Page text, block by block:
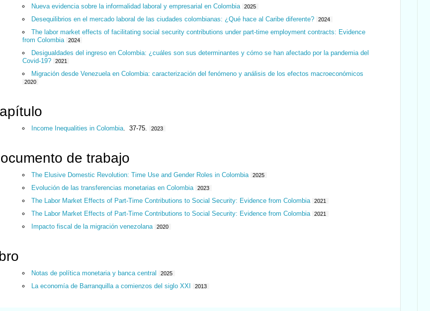
Nueva evidencia sobre la informalidad laboral y empresarial en Colombia 2025
Desequilibrios en el mercado laboral de las ciudades colombianas: ¿Qué hace al Caribe diferente? 2024
The labor market effects of facilitating social security contributions under part-time employment contracts: Evidence
from Colombia
2024
Desigualdades del ingreso en Colombia: ¿cuáles son sus determinantes y cómo se han afectado por la pandemia del
Covid-19?
2021
Migración desde Venezuela en Colombia: caracterización del fenómeno y análisis de los efectos macroeconómicos
2020
Income Inequalities in Colombia. 37-75. 2023
de trabajo
The Elusive Domestic Revolution: Time Use and Gender Roles in Colombia 2025
Evolución de las transferencias monetarias en Colombia 2023
The Labor Market Effects of Part-Time Contributions to Social Security: Evidence from Colombia 2021
The Labor Market Effects of Part-Time Contributions to Social Security: Evidence from Colombia 2021
Impacto fiscal de la migración venezolana 2020
Notas de política monetaria y banca central 2025
La economía de Barranquilla a comienzos del siglo XXI 2013